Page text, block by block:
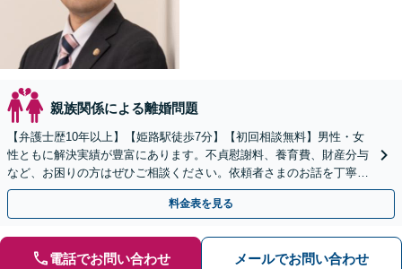
親族関係による離婚問題
【弁護士歴10年以上】【姫路駅徒歩7分】【初回相談無料】男性・女
性ともに解決実績が豊富にあります。不貞慰謝料、養育費、財産分与
など、お困りの方はぜひご相談ください。依頼者さまのお話を丁寧に
ヒアリングし、最善の解決策をご提案します。
料金表を見る
電話でお問い合わせ メールでお問い合わせ